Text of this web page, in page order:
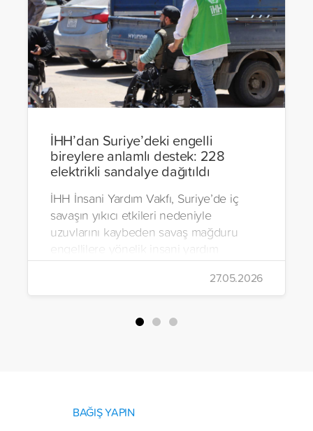
İHH’dan Suriye’deki engelli
bireylere anlamlı destek: 228
elektrikli sandalye dağıtıldı
İHH İnsani Yardım Vakfı, Suriye’de iç
savaşın yıkıcı etkileri nedeniyle
uzuvlarını kaybeden savaş mağduru
engellilere yönelik insani yardım
çalışmalarını aralıksız sürdürüyor. Vakıf,
yürütülen son projeyle Suriye’nin Şam,
Halep, Hama, Humus ve İdlib
bölgelerinde zor şartlarda yaşayan
27.05.2026
BAĞIŞ YAPIN